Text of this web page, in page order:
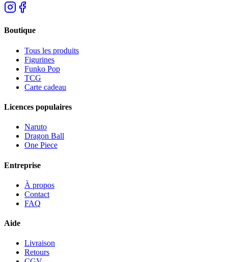
Boutique
Tous les produits
Figurines
Funko Pop
TCG
Carte cadeau
Licences populaires
Naruto
Dragon Ball
One Piece
Entreprise
À propos
Contact
FAQ
Aide
Livraison
Retours